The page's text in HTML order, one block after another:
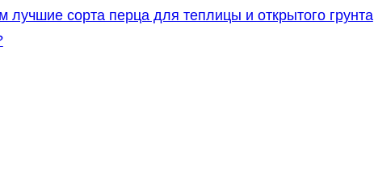
сорта перца для теплицы и открытого грунта